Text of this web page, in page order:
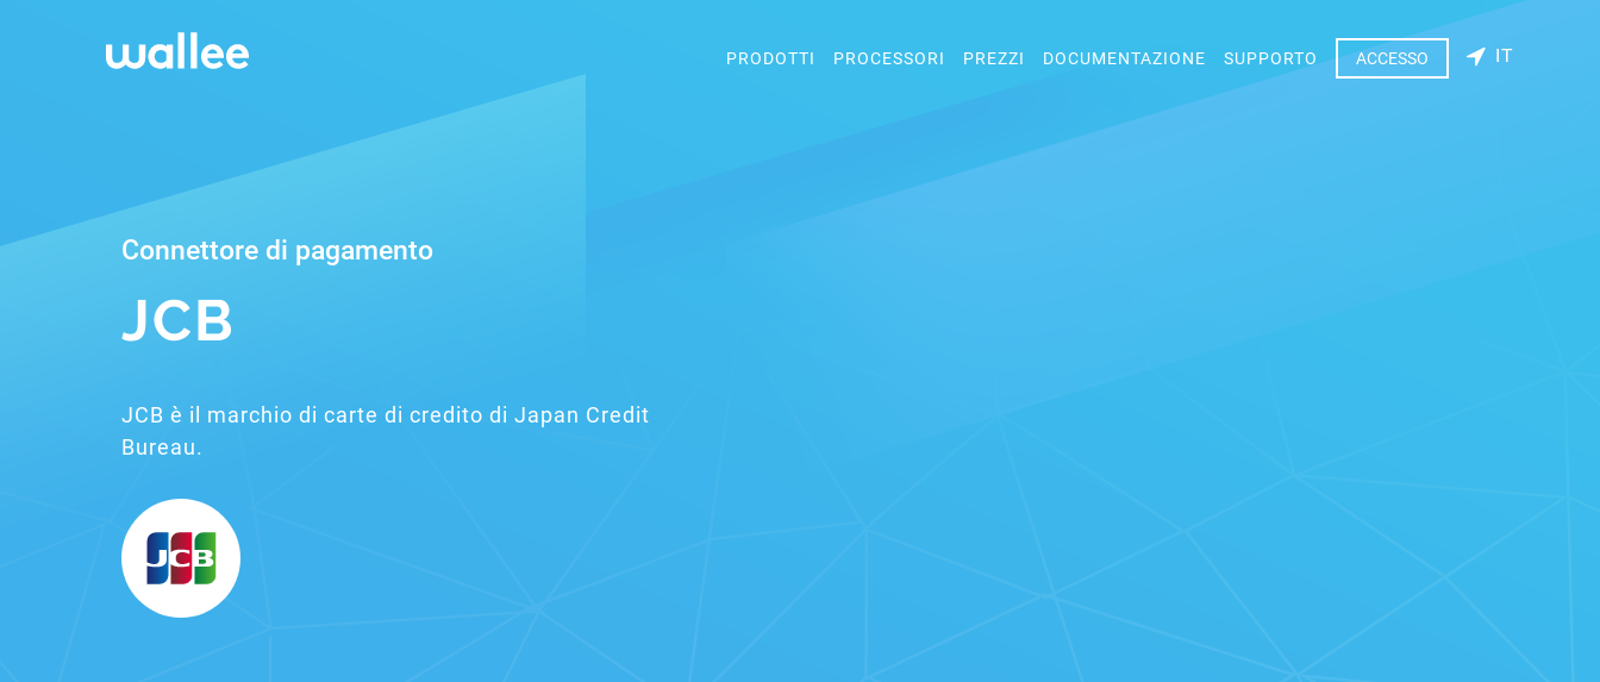
PRODOTTI PROCESSORI PREZZI DOCUMENTAZIONE SUPPORTO ACCESSO IT
Connettore di pagamento
JCB
JCB è il marchio di carte di credito di Japan Credit
Bureau.